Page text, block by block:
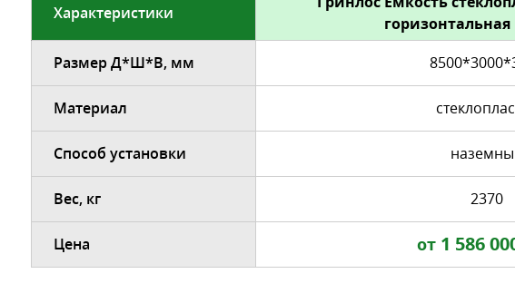
Характеристики
Размер Д*Ш*В, мм
Материал
Способ установки
Вес, кг 2370
Цена от 1 586